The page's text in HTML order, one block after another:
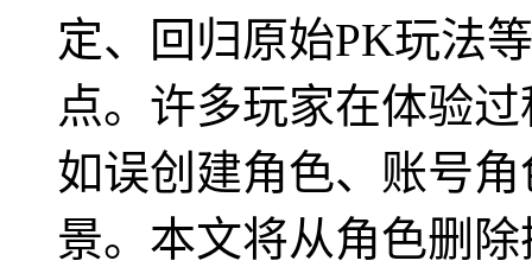
定、回归原始PK玩法
点。许多玩家在体验
如误创建角色、账号
景。本文将从角色删